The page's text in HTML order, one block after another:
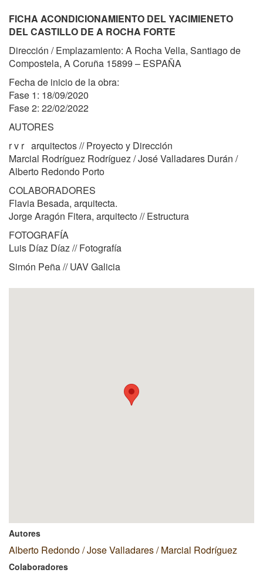
FICHA ACONDICIONAMIENTO DEL YACIMIENETO
DEL CASTILLO DE A ROCHA FORTE
Dirección / Emplazamiento: A Rocha Vella, Santiago de
Compostela, A Coruña 15899 – ESPAÑA
Fecha de inicio de la obra:
Fase 1: 18/09/2020
Fase 2: 22/02/2022
AUTORES
r v r arquitectos // Proyecto y Dirección
Marcial Rodríguez Rodríguez / José Valladares Durán /
Alberto Redondo Porto
COLABORADORES
Flavia Besada, arquitecta.
Jorge Aragón Fitera, arquitecto // Estructura
FOTOGRAFÍA
Luis Díaz Díaz // Fotografía
Simón Peña // UAV Galicia
Autores
Alberto Redondo / Jose Valladares / Marcial Rodríguez
Colaboradores